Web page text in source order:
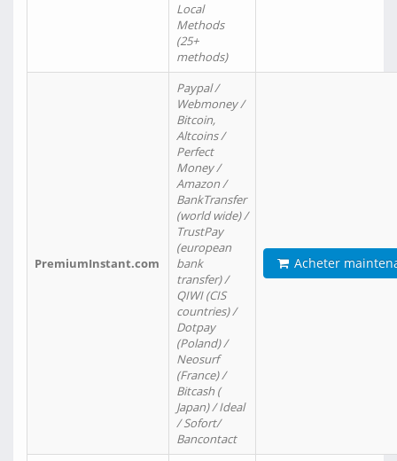
Local
Methods
(25+
methods)
PremiumInstant.com
Paypal /
Webmoney /
Bitcoin,
Altcoins /
Perfect
Money /
Amazon /
BankTransfer
(world wide) /
TrustPay
(european
bank
transfer) /
QIWI (CIS
countries) /
Dotpay
(Poland) /
Neosurf
(France) /
Bitcash (
Japan) / Ideal
/ Sofort/
Bancontact
Acheter